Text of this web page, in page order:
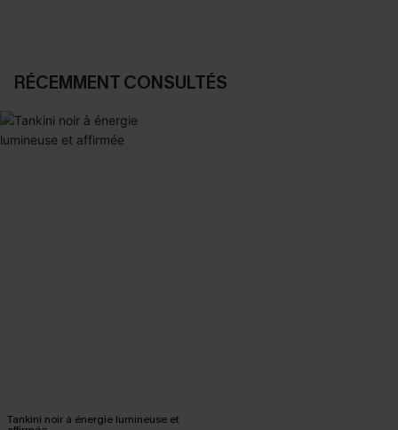
RÉCEMMENT CONSULTÉS
Tankini noir à énergie lumineuse et